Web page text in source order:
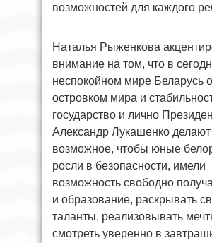
возможностей для каждого
Наталья Рыженкова
внимание на том, что в
неспокойном мире Беларусь
островком мира и
государство и лично
Александр Лукашенко делают
возможное, чтобы юные
росли в безопасности, имели
возможность свободно
и образование, раскрывать
таланты, реализовывать
смотреть уверенно в